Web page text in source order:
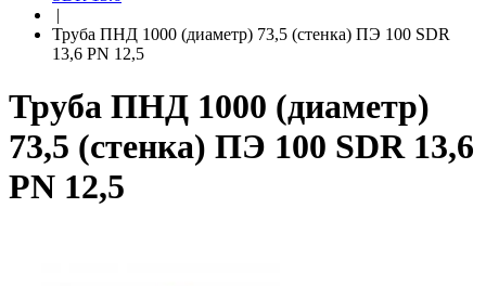
|
Труба ПНД 1000 (диаметр) 73,5 (стенка) ПЭ 100 SDR
13,6 PN 12,5
Труба ПНД 1000 (диаметр)
73,5 (стенка) ПЭ 100 SDR 13,6
PN 12,5